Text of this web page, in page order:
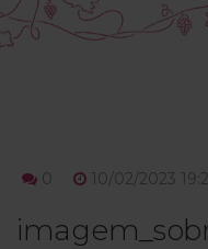
0 10/02/2023